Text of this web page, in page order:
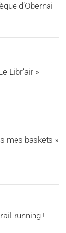
d’Obernai
Libr’air »
mes baskets »
running !